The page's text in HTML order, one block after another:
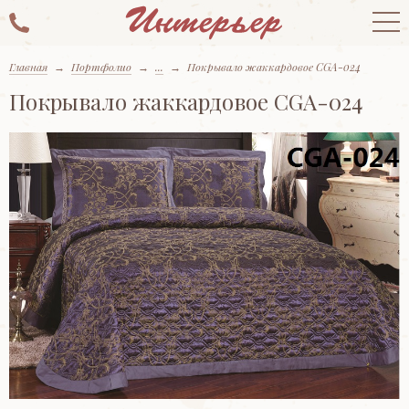
Главная → Портфолио → ... → Покрывало жаккардовое CGA-024
Покрывало жаккардовое CGA-024